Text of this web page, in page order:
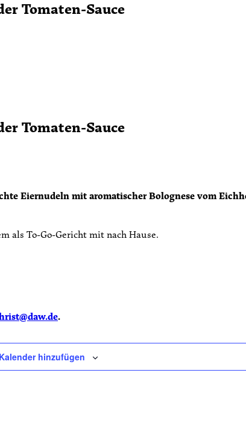
Tomaten-Sauce
Tomaten-Sauce
Eiernudeln mit aromatischer Bolognese vom
als To-Go-Gericht mit nach Hause.
.
hinzufügen